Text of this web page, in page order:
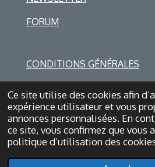
Ce site utilise des cookies afin
expérience utilisateur et vous
annonces personnalisées. En
ce site, vous confirmez que vous
politique d’utilisation des
FORUM
CONDITIONS GÉNÉRALES
DISCLAIMER
© 2024 Social Dialogue